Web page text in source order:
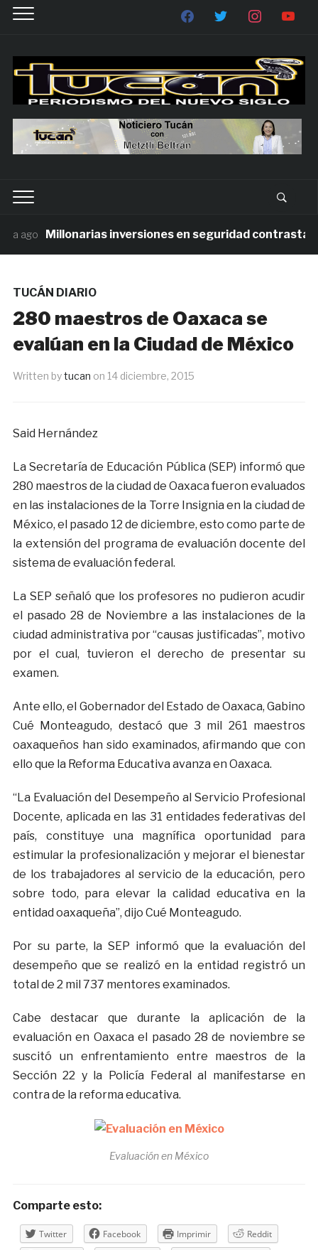
Millonarias inversiones en seguridad contrastan
TUCÁN DIARIO
280 maestros de Oaxaca se
evalúan en la Ciudad de México
Written bytucan on 14 diciembre, 2015
Said Hernández
La Secretaría de Educación Pública (SEP) informó que
280 maestros de la ciudad de Oaxaca fueron evaluados
en las instalaciones de la Torre Insignia en la ciudad de
México, el pasado 12 de diciembre, esto como parte de
la extensión del programa de evaluación docente del
sistema de evaluación federal.
La SEP señaló que los profesores no pudieron acudir
el pasado 28 de Noviembre a las instalaciones de la
ciudad administrativa por “causas justificadas”, motivo
por el cual, tuvieron el derecho de presentar su
examen.
Ante ello, el Gobernador del Estado de Oaxaca, Gabino
Cué Monteagudo, destacó que 3 mil 261 maestros
oaxaqueños han sido examinados, afirmando que con
ello que la Reforma Educativa avanza en Oaxaca.
“La Evaluación del Desempeño al Servicio Profesional
Docente, aplicada en las 31 entidades federativas del
país, constituye una magnífica oportunidad para
estimular la profesionalización y mejorar el bienestar
de los trabajadores al servicio de la educación, pero
sobre todo, para elevar la calidad educativa en la
entidad oaxaqueña”, dijo Cué Monteagudo.
Por su parte, la SEP informó que la evaluación del
desempeño que se realizó en la entidad registró un
total de 2 mil 737 mentores examinados.
Cabe destacar que durante la aplicación de la
evaluación en Oaxaca el pasado 28 de noviembre se
suscitó un enfrentamiento entre maestros de la
Sección 22 y la Policía Federal al manifestarse en
contra de la reforma educativa.
Evaluación en México
Comparte esto:
Twitter Facebook Imprimir
Reddit